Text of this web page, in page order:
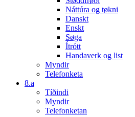
Náttúra og tøkni
Danskt
Enskt
Søga
Ítrótt
Handaverk og list
Myndir
Telefonketa
8.a
Tíðindi
Myndir
Telefonketan